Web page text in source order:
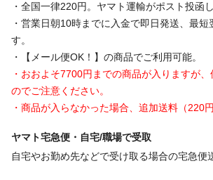
・全国一律220円。ヤマト運輸がポスト投函し
・営業日朝10時までに入金で即日発送、最短
す。
・【メール便OK！】の商品でご利用可能。
・おおよそ7700円までの商品が入りますが
のでご注意ください。
・商品が入らなかった場合、追加送料（220
ヤマト宅急便・自宅/職場で受取
自宅やお勤め先などで受け取る場合の宅急便